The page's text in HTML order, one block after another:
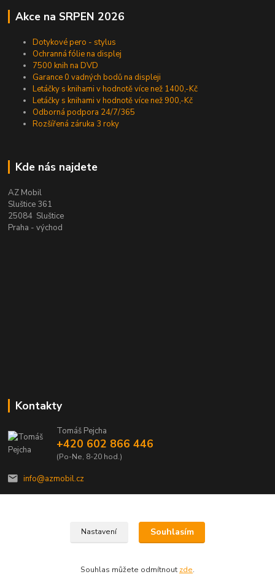
Akce na SRPEN 2026
Dotykové pero - stylus
Ochranná fólie na displej
7500 knih na DVD
Garance 0 vadných bodů na displeji
Letáčky s knihami v hodnotě více než 1400,-Kč
Letáčky s knihami v hodnotě více než 900,-Kč
Odborná podpora 24/7/365
Rozšířená záruka 3 roky
Kde nás najdete
AZ Mobil
Sluštice 361
25084 Sluštice
Praha - východ
Kontakty
Tomáš Pejcha
+420 602 866 446
(Po-Ne, 8-20 hod.)
info@azmobil.cz
Veškeré texty a popisy vytvořil Tomáš Pejcha - 2009-2026 © AZMOBIL.CZ
Nastavení Souhlasím
Souhlas můžete odmítnout zde.